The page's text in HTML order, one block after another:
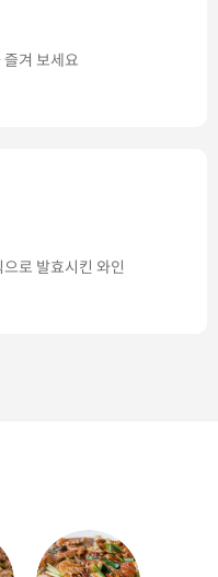
겨 보세요
로 발효시킨 와인